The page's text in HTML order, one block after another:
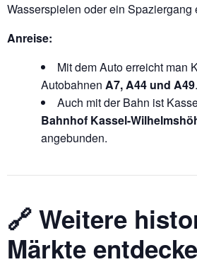
Wasserspielen oder ein Spaziergang
Anreise:
Mit dem Auto erreicht man
Autobahnen A7, A44 und A49.
Auch mit der Bahn ist
Bahnhof Kassel-
angebunden.
🔗 Weitere
Märkte